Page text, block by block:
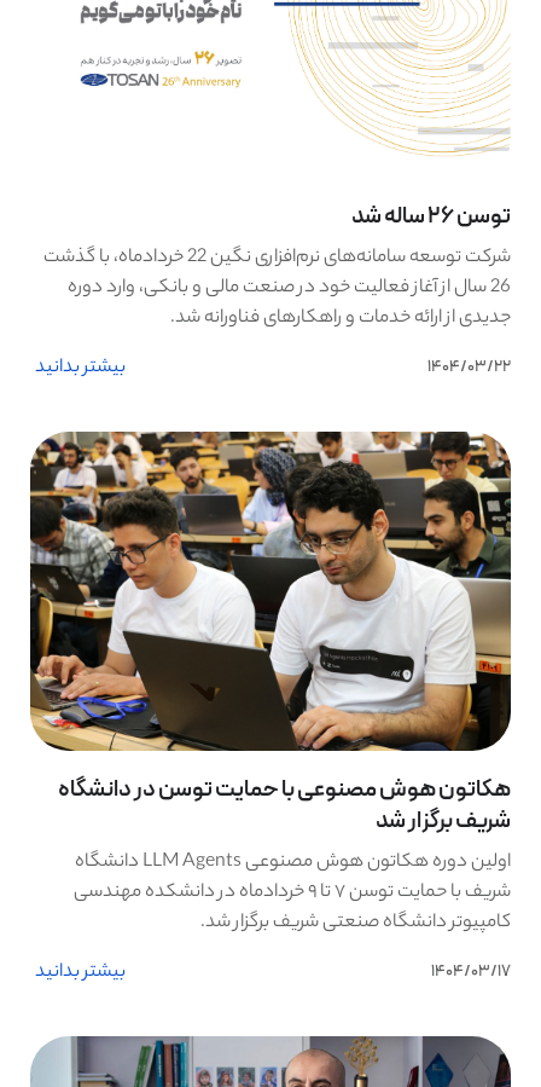
توسن 26 ساله شد
شرکت توسعه سامانه‌های نرم‌افزاری نگین 22 خردادماه، با گذشت
26 سال از آغاز فعالیت خود در صنعت مالی و بانکی، وارد دوره
جدیدی از ارائه خدمات و راهکارهای فناورانه شد.
1404/03/22 بیشتر بدانید
هکاتون هوش مصنوعی با حمایت توسن در دانشگاه
شریف برگزار شد
اولین دوره هکاتون هوش مصنوعی LLM Agents دانشگاه
شریف با حمایت توسن ۷ تا ۹ خردادماه در دانشکده مهندسی
کامپیوتر دانشگاه صنعتی شریف برگزار شد.
1404/03/17 بیشتر بدانید